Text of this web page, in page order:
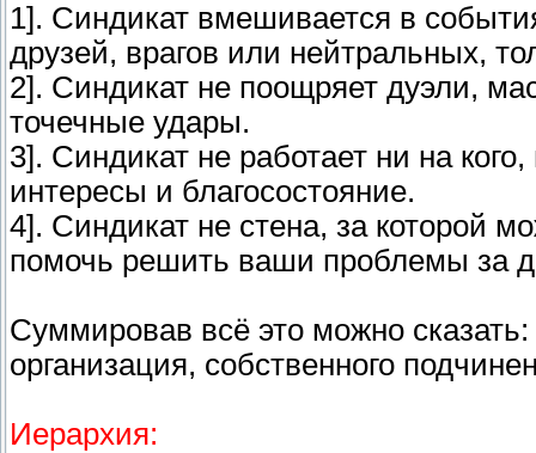
1]. Синдикат вмешивается в
друзей, врагов или нейтральных,
2]. Синдикат не поощряет дуэли,
точечные удары.
3]. Синдикат не работает ни на
интересы и благосостояние.
4]. Синдикат не стена, за которой
помочь решить ваши проблемы за
Суммировав всё это можно
организация, собственного
Иерархия: